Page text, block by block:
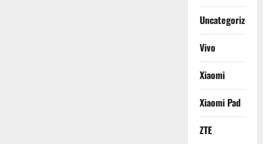
Uncategorized
Vivo
Xiaomi
Xiaomi Pad
ZTE